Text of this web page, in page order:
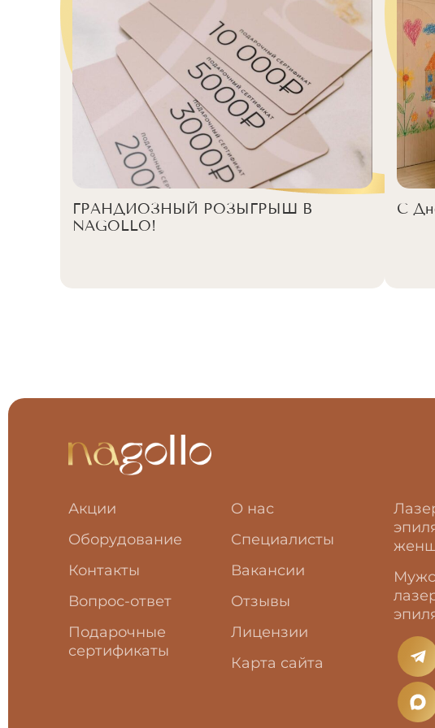
ГРАНДИОЗНЫЙ РОЗЫГРЫШ В
NAGOLLO!
С
Акции
Оборудование
Контакты
Вопрос-ответ
Подарочные
сертификаты
О нас
Специалисты
Вакансии
Отзывы
Лицензии
Карта сайта